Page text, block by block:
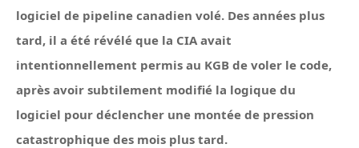
logiciel de pipeline canadien volé. Des années plus
tard, il a été révélé que la CIA avait
intentionnellement permis au KGB de voler le code,
après avoir subtilement modifié la logique du
logiciel pour déclencher une montée de pression
catastrophique des mois plus tard.